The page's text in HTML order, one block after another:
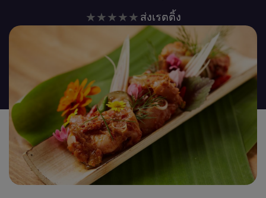
ไม่มี
การ
คะแนน
สำหรับ
recipe
นี้
ส่งเรตติ้ง